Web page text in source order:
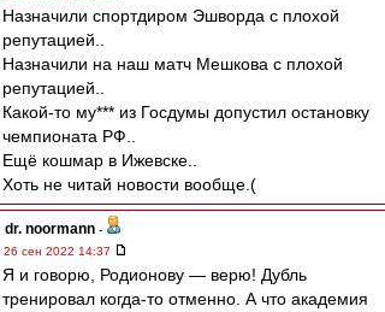
Назначили спортдиром Эшворда с плохой
репутацией..
Назначили на наш матч Мешкова с плохой
репутацией..
Какой-то му*** из Госдумы допустил остановку
чемпионата РФ..
Ещё кошмар в Ижевске..
Хоть не читай новости вообще.(
dr. noormann -
26 сен 2022 14:37
Я и говорю, Родионову — верю! Дубль
тренировал когда-то отменно. А что академия